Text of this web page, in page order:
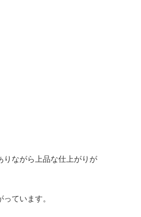
りながら上品な仕上がりが
ています。